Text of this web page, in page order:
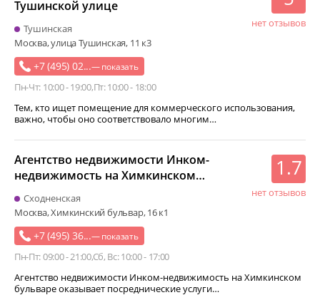
+7 (495) 02...— показать
Пн-Чт: 10:00 - 19:00 Пт: 10:00 - 18:00
Тушинской улице
нет отзывов
Тушинская
Москва, улица Тушинская, 11 к3
Тем, кто ищет помещение для коммерческого использования,
важно, чтобы оно соответствовало многим…
+7 (495) 36...— показать
Пн-Пт: 09:00 - 21:00Сб, Вс: 10:00 - 17:00
Агентство недвижимости Инком-
недвижимость на Химкинском
1.7
нет отзывов
Сходненская
Москва, Химкинский бульвар, 16 к1
Агентство недвижимости Инком-недвижимость на Химкинском
бульваре оказывает посреднические услуги…